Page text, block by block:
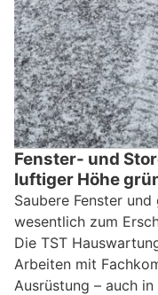
Fenster- und
luftiger Höhe
Saubere Fenster
wesentlich zum
Die TST
Arbeiten mit
Ausrüstung – auch